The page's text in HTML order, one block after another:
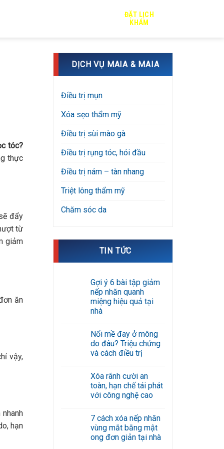
ĐẶT LỊCH
KHÁM
tóc?
thực
đẩy
từ
giảm
ăn
vậy,
hạn
DỊCH VỤ MAIA & MAIA
Điều trị mụn
Xóa sẹo thẩm mỹ
Điều trị sùi mào gà
Điều trị rụng tóc, hói đầu
Điều trị nám – tàn nhang
Triệt lông thẩm mỹ
Chăm sóc da
TIN TỨC
Gợi ý 6 bài tập giảm
nếp nhăn quanh
miệng hiệu quả tại
nhà
bình
luận
ở
Gợi
bài
tập
giảm
nếp
nhăn
hiệu
quả
tại
nhà
Nổi mề đay ở mông
do đâu? Triệu chứng
và cách điều trị
bình
luận
ở
Nổi
ở
mông
do
đâu?
Triệu
Xóa rãnh cười an
toàn, hạn chế tái phát
với công nghệ cao
bình
luận
ở
Xóa
7 cách xóa nếp nhăn
vùng mắt bằng mật
ong đơn giản tại nhà